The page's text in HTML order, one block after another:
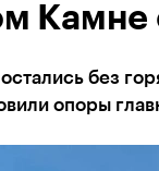
без
опоры